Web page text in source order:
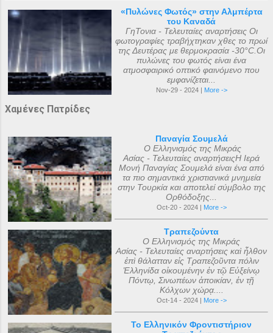
«Πυλώνες Φωτός» στην Αλμπέρτα
του Καναδά
ΓηΤονια - Τελευταίες αναρτήσεις Οι
φωτογραφίες τραβήχτηκαν χθες το πρωί
της Δευτέρας με θερμοκρασία -30°C.Οι
πυλώνες του φωτός είναι ένα
ατμοσφαιρικό οπτικό φαινόμενο που
εμφανίζεται...
Nov-29 - 2024 | More ->
Χαμένες Πατρίδες
Παναγία Σουμελά
Ο Ελληνισμός της Μικράς
Ασίας - Τελευταίες αναρτήσειςΗ Ιερά
Μονή Παναγίας Σουμελά είναι ένα από
τα πιο σημαντικά χριστιανικά μνημεία
στην Τουρκία και αποτελεί σύμβολο της
Ορθόδοξης...
Oct-20 - 2024 | More ->
Τραπεζούντα
Ο Ελληνισμός της Μικράς
Ασίας - Τελευταίες αναρτήσεις καὶ ἦλθον
ἐπὶ θάλατταν εἰς Τραπεζοῦντα πόλιν
Ἑλληνίδα οἰκουμένην ἐν τῷ Εὐξείνῳ
Πόντῳ, Σινωπέων ἀποικίαν, ἐν τῇ
Κόλχων χώρᾳ....
Oct-14 - 2024 | More ->
Το Ελληνικόν Φροντιστήριον